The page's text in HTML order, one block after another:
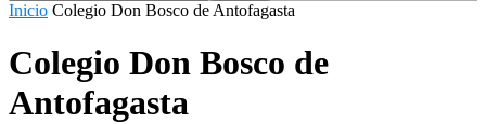
Inicio Colegio Don Bosco de Antofagasta
Colegio Don Bosco de
Antofagasta